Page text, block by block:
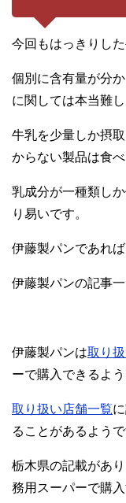
今回もはっきりし
個別に含有量が分
に関しては本当難し
牛乳を少量しか摂
からない製品は食
乳成分が一種類し
り易いです。
伊藤製パンであれ
伊藤製パンの記事一
伊藤製パンは取り
ーで購入できるよう
取り扱い店舗一覧
ることがあるようで
栃木県の記載があ
務用スーパーで購